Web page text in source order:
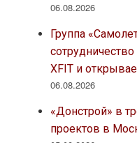
06.08.2026
Группа
XFIT и
06.08.2026
«Донстрой» в
проектов в